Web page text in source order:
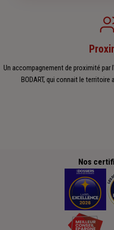
Un accompagnement de proximité par
BODART, qui connait le territoire
Nos